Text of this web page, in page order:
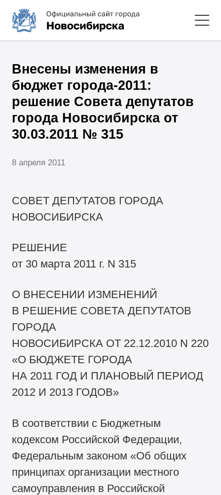
Внесены изменения в
бюджет города-2011:
решение Совета депутатов
города Новосибирска от
30.03.2011 № 315
8 апреля 2011
СОВЕТ ДЕПУТАТОВ ГОРОДА
НОВОСИБИРСКА
РЕШЕНИЕ
от 30 марта 2011 г. N 315
О ВНЕСЕНИИ ИЗМЕНЕНИЙ
В РЕШЕНИЕ СОВЕТА ДЕПУТАТОВ
ГОРОДА
НОВОСИБИРСКА ОТ 22.12.2010 N 220
«О БЮДЖЕТЕ ГОРОДА
НА 2011 ГОД И ПЛАНОВЫЙ ПЕРИОД
2012 И 2013 ГОДОВ»
В соответствии с Бюджетным
кодексом Российской Федерации,
Федеральным законом «Об общих
принципах организации местного
самоуправления в Российской